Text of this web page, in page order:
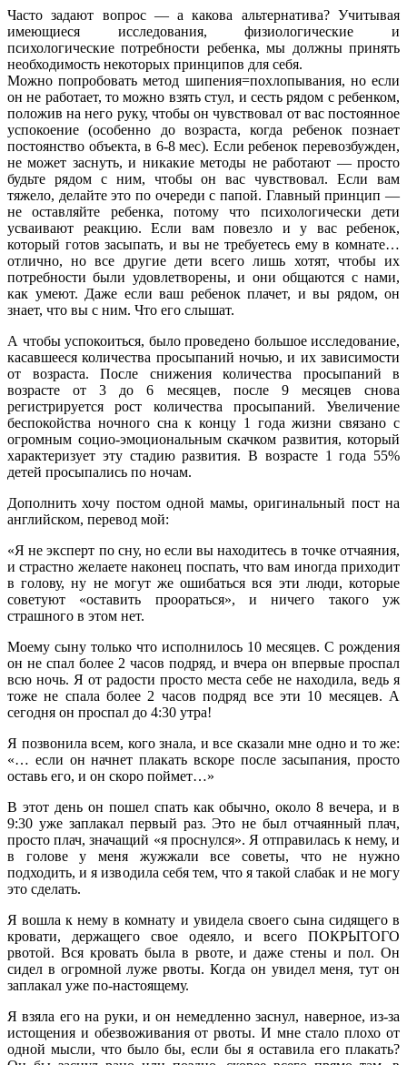
Часто задают вопрос — а какова альтернатива? Учитывая
имеющиеся исследования, физиологические и
психологические потребности ребенка, мы должны принять
необходимость некоторых принципов для себя.
Можно попробовать метод шипения=похлопывания, но если
он не работает, то можно взять стул, и сесть рядом с ребенком,
положив на него руку, чтобы он чувствовал от вас постоянное
успокоение (особенно до возраста, когда ребенок познает
постоянство объекта, в 6-8 мес). Если ребенок перевозбужден,
не может заснуть, и никакие методы не работают — просто
будьте рядом с ним, чтобы он вас чувствовал. Если вам
тяжело, делайте это по очереди с папой. Главный принцип —
не оставляйте ребенка, потому что психологически дети
усваивают реакцию. Если вам повезло и у вас ребенок,
который готов засыпать, и вы не требуетесь ему в комнате…
отлично, но все другие дети всего лишь хотят, чтобы их
потребности были удовлетворены, и они общаются с нами,
как умеют. Даже если ваш ребенок плачет, и вы рядом, он
знает, что вы с ним. Что его слышат.
А чтобы успокоиться, было проведено большое исследование,
касавшееся количества просыпаний ночью, и их зависимости
от возраста. После снижения количества просыпаний в
возрасте от 3 до 6 месяцев, после 9 месяцев снова
регистрируется рост количества просыпаний. Увеличение
беспокойства ночного сна к концу 1 года жизни связано с
огромным социо-эмоциональным скачком развития, который
характеризует эту стадию развития. В возрасте 1 года 55%
детей просыпались по ночам.
Дополнить хочу постом одной мамы, оригинальный пост на
английском, перевод мой:
«Я не эксперт по сну, но если вы находитесь в точке отчаяния,
и страстно желаете наконец поспать, что вам иногда приходит
в голову, ну не могут же ошибаться вся эти люди, которые
советуют «оставить проораться», и ничего такого уж
страшного в этом нет.
Моему сыну только что исполнилось 10 месяцев. С рождения
он не спал более 2 часов подряд, и вчера он впервые проспал
всю ночь. Я от радости просто места себе не находила, ведь я
тоже не спала более 2 часов подряд все эти 10 месяцев. А
сегодня он проспал до 4:30 утра!
Я позвонила всем, кого знала, и все сказали мне одно и то же:
«… если он начнет плакать вскоре после засыпания, просто
оставь его, и он скоро поймет…»
В этот день он пошел спать как обычно, около 8 вечера, и в
9:30 уже заплакал первый раз. Это не был отчаянный плач,
просто плач, значащий «я проснулся». Я отправилась к нему, и
в голове у меня жужжали все советы, что не нужно
подходить, и я изводила себя тем, что я такой слабак и не могу
это сделать.
Я вошла к нему в комнату и увидела своего сына сидящего в
кровати, держащего свое одеяло, и всего ПОКРЫТОГО
рвотой. Вся кровать была в рвоте, и даже стены и пол. Он
сидел в огромной луже рвоты. Когда он увидел меня, тут он
заплакал уже по-настоящему.
Я взяла его на руки, и он немедленно заснул, наверное, из-за
истощения и обезвоживания от рвоты. И мне стало плохо от
одной мысли, что было бы, если бы я оставила его плакать?